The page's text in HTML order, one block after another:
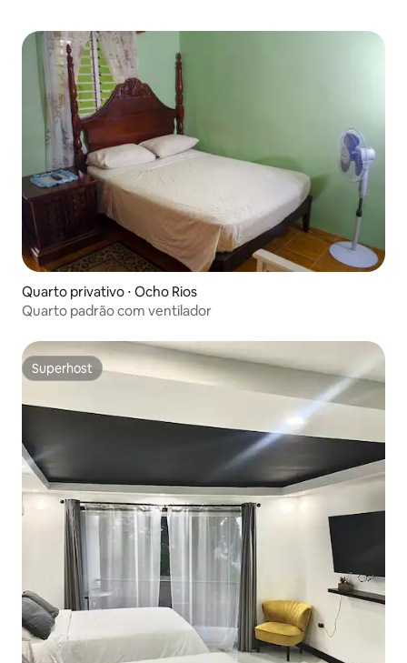
Quarto privativo ⋅ Ocho Rios
Quarto padrão com ventilador
Superhost
Superhost